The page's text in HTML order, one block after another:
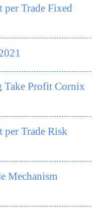
per Trade Fixed
Take Profit Cornix
per Trade Risk
Mechanism